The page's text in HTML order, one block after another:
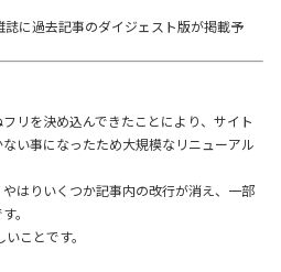
に過去記事のダイジェスト版が掲載予
リを決め込んできたことにより、サイト
い事になったため大規模なリニューアル
はりいくつか記事内の改行が消え、一部
。
ことです。